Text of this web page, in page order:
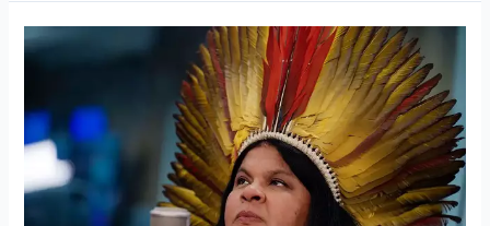
Governo
políticas
públicas
para
indígenas